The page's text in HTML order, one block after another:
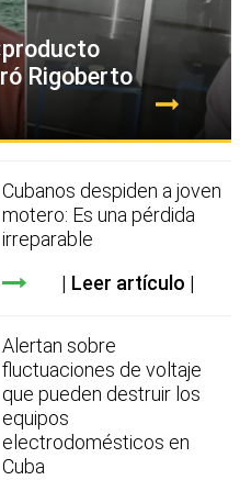
Rigoberto
Cubanos despiden a joven
motero: Es una pérdida
irreparable
Leer artículo
Alertan sobre
fluctuaciones de voltaje
que pueden destruir los
equipos
electrodomésticos en
Cuba